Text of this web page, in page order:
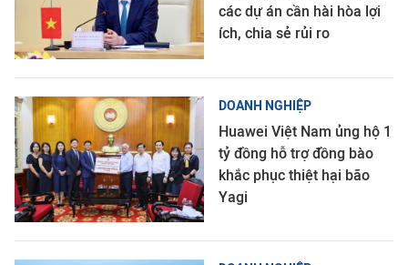
các dự án cần hài hòa lợi
ích, chia sẻ rủi ro
DOANH NGHIỆP
Huawei Việt Nam ủng hộ 1
tỷ đồng hỗ trợ đồng bào
khắc phục thiệt hại bão
Yagi